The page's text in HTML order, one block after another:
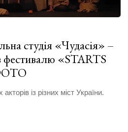
студія «Чудасія» –
фестивалю «STARTS
із різних міст України.